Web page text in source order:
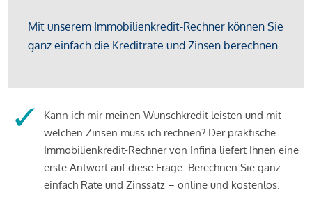
Kann ich mir meinen Wunschkredit leisten und mit
welchen Zinsen muss ich rechnen? Der praktische
Immobilienkredit-Rechner von Infina liefert Ihnen eine
erste Antwort auf diese Frage. Berechnen Sie ganz
einfach Rate und Zinssatz – online und kostenlos.